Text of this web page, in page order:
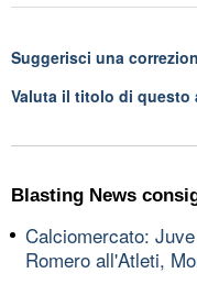
Suggerisci una
Valuta il titolo di questo
Blasting News
Calciomercato:
Romero all'Atleti,